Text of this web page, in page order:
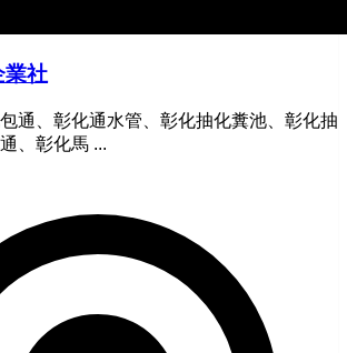
業社
通、彰化通水管、彰化抽化糞池、彰化抽
、彰化馬 ...